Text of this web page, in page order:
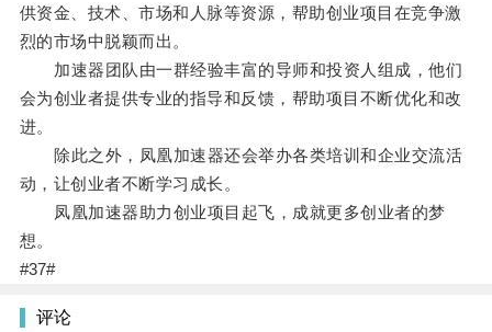
供资金、技术、市场和人脉等资源，帮助创业项目在竞争激
烈的市场中脱颖而出。
加速器团队由一群经验丰富的导师和投资人组成，他们
会为创业者提供专业的指导和反馈，帮助项目不断优化和改
进。
除此之外，凤凰加速器还会举办各类培训和企业交流活
动，让创业者不断学习成长。
凤凰加速器助力创业项目起飞，成就更多创业者的梦
想。
#37#
评论